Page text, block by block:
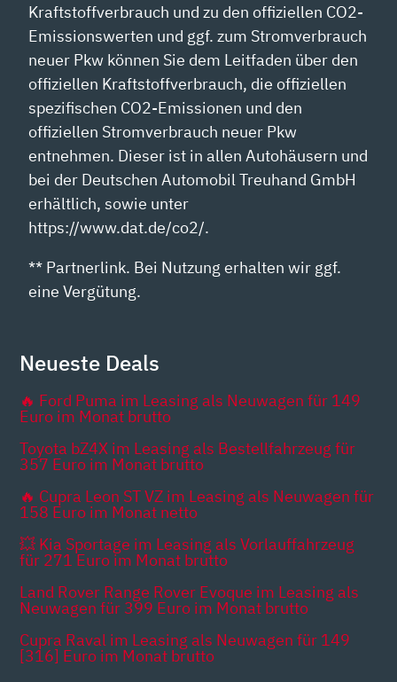
Kraftstoffverbrauch und zu den offiziellen CO2-
Emissionswerten und ggf. zum Stromverbrauch
neuer Pkw können Sie dem Leitfaden über den
offiziellen Kraftstoffverbrauch, die offiziellen
spezifischen CO2-Emissionen und den
offiziellen Stromverbrauch neuer Pkw
entnehmen. Dieser ist in allen Autohäusern und
bei der Deutschen Automobil Treuhand GmbH
erhältlich, sowie unter
https://www.dat.de/co2/.
** Partnerlink. Bei Nutzung erhalten wir ggf.
eine Vergütung.
Neueste Deals
🔥 Ford Puma im Leasing als Neuwagen für 149
Euro im Monat brutto
Toyota bZ4X im Leasing als Bestellfahrzeug für
357 Euro im Monat brutto
🔥 Cupra Leon ST VZ im Leasing als Neuwagen für
158 Euro im Monat netto
💥 Kia Sportage im Leasing als Vorlauffahrzeug
für 271 Euro im Monat brutto
Land Rover Range Rover Evoque im Leasing als
Neuwagen für 399 Euro im Monat brutto
Cupra Raval im Leasing als Neuwagen für 149
[316] Euro im Monat brutto